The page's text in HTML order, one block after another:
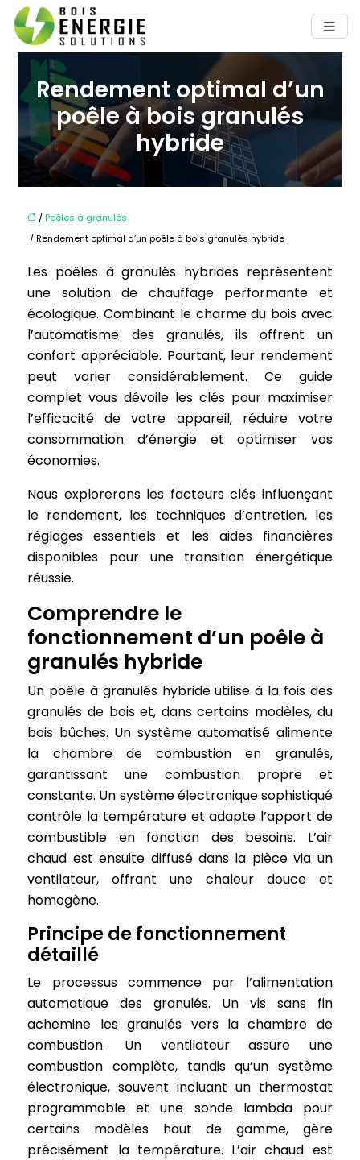
Rendement optimal d’un
poêle à bois granulés
hybride
/Poêles à granulés
/ Rendement optimal d’un poêle à bois granulés hybride
Les poêles à granulés hybrides représentent
une solution de chauffage performante et
écologique. Combinant le charme du bois avec
l’automatisme des granulés, ils offrent un
confort appréciable. Pourtant, leur rendement
peut varier considérablement. Ce guide
complet vous dévoile les clés pour maximiser
l’efficacité de votre appareil, réduire votre
consommation d’énergie et optimiser vos
économies.
Nous explorerons les facteurs clés influençant
le rendement, les techniques d’entretien, les
réglages essentiels et les aides financières
disponibles pour une transition énergétique
réussie.
Comprendre le
fonctionnement d’un poêle à
granulés hybride
Un poêle à granulés hybride utilise à la fois des
granulés de bois et, dans certains modèles, du
bois bûches. Un système automatisé alimente
la chambre de combustion en granulés,
garantissant une combustion propre et
constante. Un système électronique sophistiqué
contrôle la température et adapte l’apport de
combustible en fonction des besoins. L’air
chaud est ensuite diffusé dans la pièce via un
ventilateur, offrant une chaleur douce et
homogène.
Principe de fonctionnement
détaillé
Le processus commence par l’alimentation
automatique des granulés. Un vis sans fin
achemine les granulés vers la chambre de
combustion. Un ventilateur assure une
combustion complète, tandis qu’un système
électronique, souvent incluant un thermostat
programmable et une sonde lambda pour
certains modèles haut de gamme, gère
précisément la température. L’air chaud est